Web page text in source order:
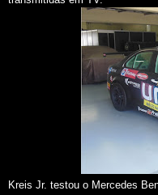
Kreis Jr. testou o Mercedes